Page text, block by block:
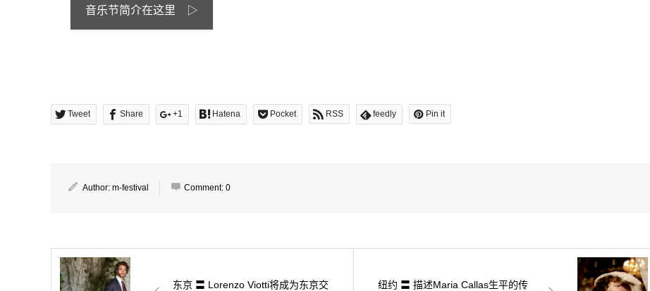
音乐节简介在这里 ▷
Tweet Share +1 Hatena Pocket RSS feedly Pin it
Author: m-festival Comment: 0
东京 〓 Lorenzo Viotti将成为东京交
纽约 〓 描述Maria Callas生平的传